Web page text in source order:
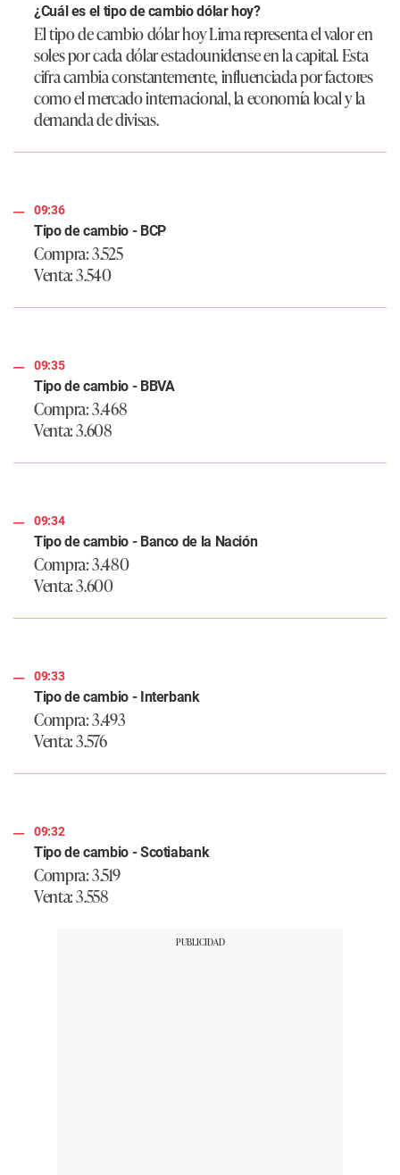
¿Cuál es el tipo de cambio dólar hoy?
El tipo de cambio dólar hoy Lima representa el valor en
soles por cada dólar estadounidense en la capital. Esta
cifra cambia constantemente, influenciada por factores
como el mercado internacional, la economía local y la
demanda de divisas.
09:36
Tipo de cambio - BCP
Compra: 3.525
Venta: 3.540
09:35
Tipo de cambio - BBVA
Compra: 3.468
Venta: 3.608
09:34
Tipo de cambio - Banco de la Nación
Compra: 3.480
Venta: 3.600
09:33
Tipo de cambio - Interbank
Compra: 3.493
Venta: 3.576
09:32
Tipo de cambio - Scotiabank
Compra: 3.519
Venta: 3.558